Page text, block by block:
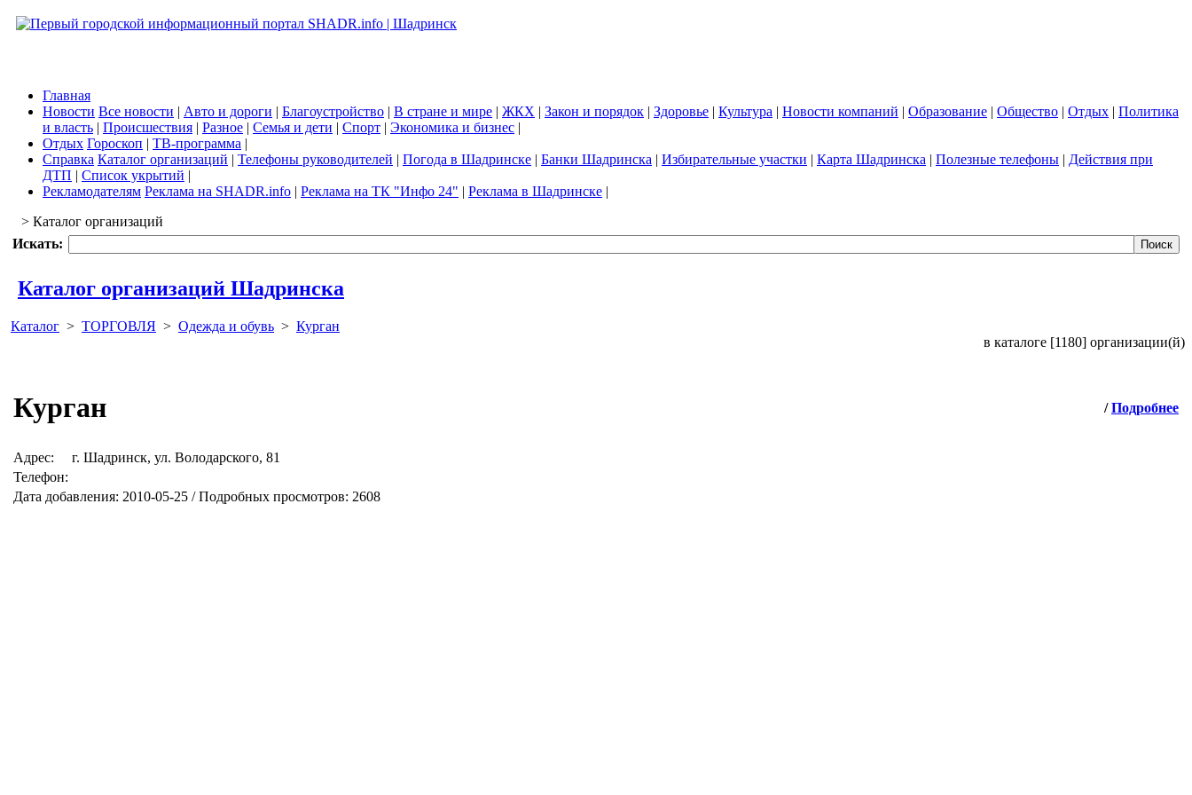
Главная
Новости Все новости | Авто и дороги | Благоустройство | В стране и мире | ЖКХ | Закон и порядок | Здоровье | Культура | Новости компаний | Образование | Общество | Отдых | Политика
и власть | Происшествия | Разное | Семья и дети | Спорт | Экономика и бизнес |
Отдых Гороскоп | ТВ-программа |
Справка Каталог организаций | Телефоны руководителей | Погода в Шадринске | Банки Шадринска | Избирательные участки | Карта Шадринска | Полезные телефоны | Действия при
ДТП | Список укрытий |
Рекламодателям Реклама на SHADR.info | Реклама на ТК "Инфо 24" | Реклама в Шадринске |
> Каталог организаций
Искать:
Каталог организаций Шадринска
Каталог > ТОРГОВЛЯ > Одежда и обувь > Курган
в каталоге [1180] организации(й)
Курган / Подробнее
Адрес:
г. Шадринск, ул. Володарского, 81
Телефон:
Дата добавления: 2010-05-25 / Подробных просмотров: 2608